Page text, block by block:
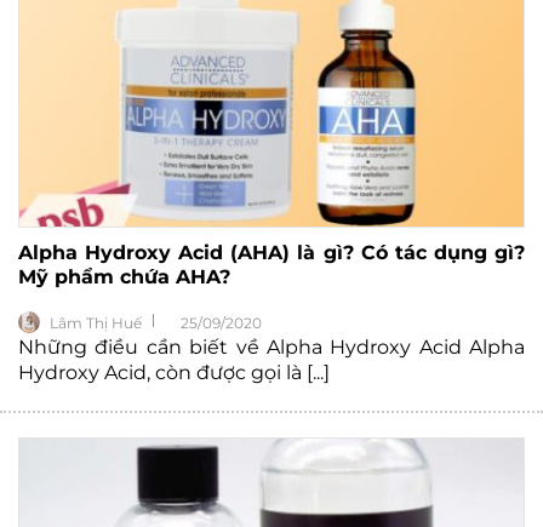
Alpha Hydroxy Acid (AHA) là gì? Có tác dụng gì?
Mỹ phẩm chứa AHA?
Lâm Thị Huế 25/09/2020
Những điều cần biết về Alpha Hydroxy Acid Alpha
Hydroxy Acid, còn được gọi là [...]